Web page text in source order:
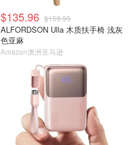
$135.96 $159.95
ALFORDSON Ulla 木质扶手椅 浅灰
色亚麻
Amazon澳洲亚马逊